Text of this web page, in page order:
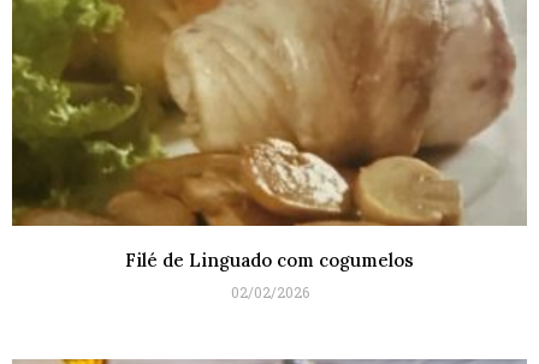
Filé de Linguado com cogumelos
02/02/2026